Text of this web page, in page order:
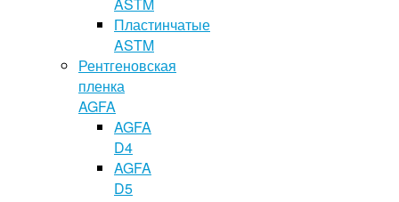
Пластинчатые
ASTM
Рентгеновская
пленка
AGFA
AGFA
D4
AGFA
D5